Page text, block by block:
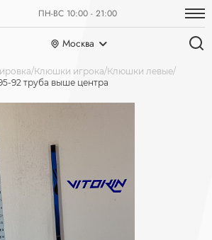
ПН-ВС 10:00 - 21:00
Москва
Клюшки игрока Клюшки левые
92 труба выше центра